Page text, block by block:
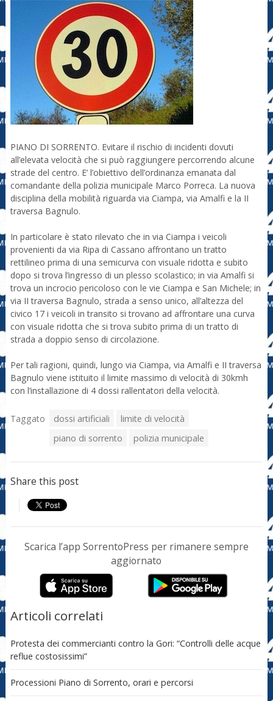
PIANO DI SORRENTO. Evitare il rischio di incidenti dovuti
all’elevata velocità che si può raggiungere percorrendo alcune
strade del centro. E’ l’obiettivo dell’ordinanza emanata dal
comandante della polizia municipale Marco Porreca. La nuova
disciplina della mobilità riguarda via Ciampa, via Amalfi e la II
traversa Bagnulo.
In particolare è stato rilevato che in via Ciampa i veicoli
provenienti da via Ripa di Cassano affrontano un tratto
rettilineo prima di una semicurva con visuale ridotta e subito
dopo si trova l’ingresso di un plesso scolastico; in via Amalfi si
trova un incrocio pericoloso con le vie Ciampa e San Michele; in
via II traversa Bagnulo, strada a senso unico, all’altezza del
civico 17 i veicoli in transito si trovano ad affrontare una curva
con visuale ridotta che si trova subito prima di un tratto di
strada a doppio senso di circolazione.
Per tali ragioni, quindi, lungo via Ciampa, via Amalfi e II traversa
Bagnulo viene istituito il limite massimo di velocità di 30kmh
con l’installazione di 4 dossi rallentatori della velocità.
Taggato dossi artificiali
limite di velocità
piano di sorrento
polizia municipale
Share this post
Scarica l’app SorrentoPress per rimanere sempre
aggiornato
Articoli correlati
Protesta dei commercianti contro la Gori: “Controlli delle acque
reflue costosissimi”
Processioni Piano di Sorrento, orari e percorsi